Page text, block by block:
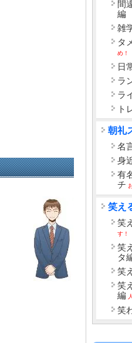
間
編
雑
タ
め！
日
ラ
ラ
ト
朝礼
名
身
有
チ
笑え
笑
す！
笑
タ
笑
笑
編
笑